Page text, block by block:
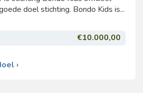
doel stichting. Bondo Kids is...
€10.000,00
›